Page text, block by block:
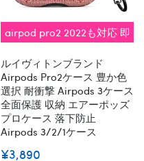
airpod pro2 2022も対応 即
ルイヴィトンブランド
Airpods Pro2ケース 豊か色
選択 耐衝撃 Airpods 3ケース
全面保護 収納 エアーポッズ
プロケース 落下防止
Airpods 3/2/1ケース
¥3,890